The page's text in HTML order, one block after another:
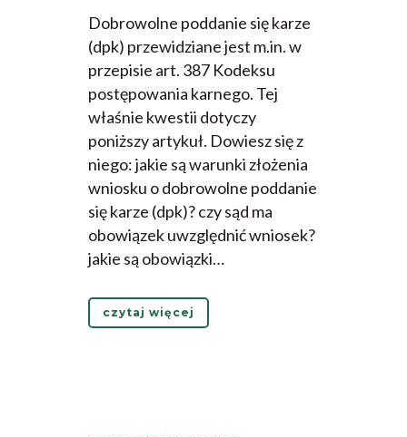
Dobrowolne poddanie się karze
(dpk) przewidziane jest m.in. w
przepisie art. 387 Kodeksu
postępowania karnego. Tej
właśnie kwestii dotyczy
poniższy artykuł. Dowiesz się z
niego: jakie są warunki złożenia
wniosku o dobrowolne poddanie
się karze (dpk)? czy sąd ma
obowiązek uwzględnić wniosek?
jakie są obowiązki…
czytaj więcej